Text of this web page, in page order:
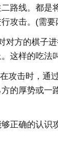
路线。都是
攻击。(需要
对方的棋子
这样的吃法
攻击时，通
的厚势或一
正确的认识